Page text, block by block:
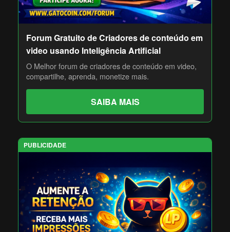
Forum Gratuito de Criadores de conteúdo em
video usando Inteligência Artificial
O Melhor forum de criadores de conteúdo em video,
compartilhe, aprenda, monetize mais.
SAIBA MAIS
PUBLICIDADE